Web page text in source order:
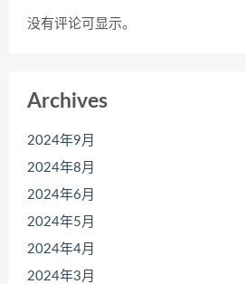
没有评论可显示。
Archives
2024年9月
2024年8月
2024年6月
2024年5月
2024年4月
2024年3月